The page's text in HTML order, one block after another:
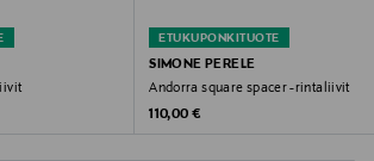
ETUKUPONKITUOTE
SIMONE PERELE
Andorra square spacer -rintaliivit
Original Price
110,00 €